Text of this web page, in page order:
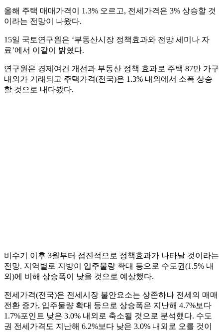
올해 주택 매매가격이 1.3% 오르고, 전세가격은 3% 상승할 것
이라는 전망이 나왔다.
15일 국토연구원은 ‘부동산시장 정책효과와 전망 세미나 자
료’에서 이같이 밝혔다.
연구원은 경제여건 개선과 부동산 정책 효과로 주택 87만 가구
내외가 거래되고 주택가격(전국)은 1.3% 내외에서 소폭 상승
할 것으로 내다봤다.
비수기 이후 3월부터 점진적으로 정책효과가 나타날 것이라는
전망. 지역별로 지방이 입주물량 확대 등으로 수도권(1.5% 내
외)에 비해 상승폭이 낮을 것으로 예상했다.
전세가격(전국)은 전세시장 불안요소는 상존하나 전세의 매매
전환 증가, 입주물량 확대 등으로 상승폭은 지난해 4.7%보다
1.7%포인트 낮은 3.0% 내외로 축소될 것으로 분석했다. 수도
권 전세가격도 지난해 6.2%보다 낮은 3.0% 내외로 오를 것이